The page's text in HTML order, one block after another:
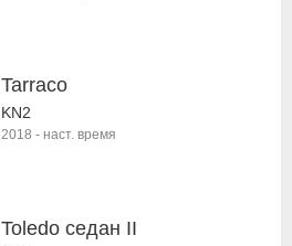
Tarraco
KN2
2018 - наст. время
Toledo седан II